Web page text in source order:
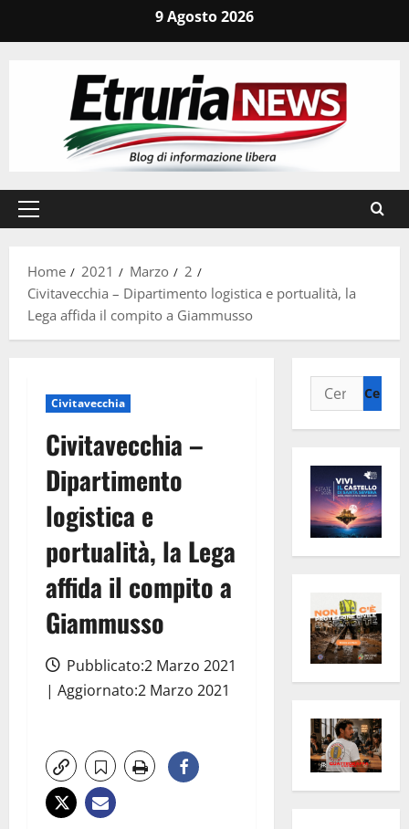
9 Agosto 2026
Menu
Home
2021 Marzo
2
Civitavecchia – Dipartimento logistica e portualità, la
Lega affida il compito a Giammusso
Civitavecchia
Civitavecchia –
Dipartimento
logistica e
portualità, la Lega
affida il compito a
Giammusso
Pubblicato:2 Marzo 2021
| Aggiornato:2 Marzo 2021
Ricerca
per: